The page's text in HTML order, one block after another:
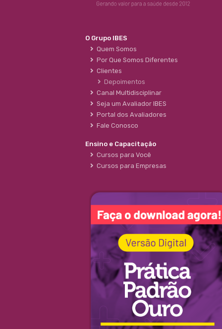
O Grupo IBES
Quem Somos
Por Que Somos Diferentes
Clientes
Depoimentos
Canal Multidisciplinar
Seja um Avaliador IBES
Portal dos Avaliadores
Fale Conosco
Ensino e Capacitação
Cursos para Você
Cursos para Empresas